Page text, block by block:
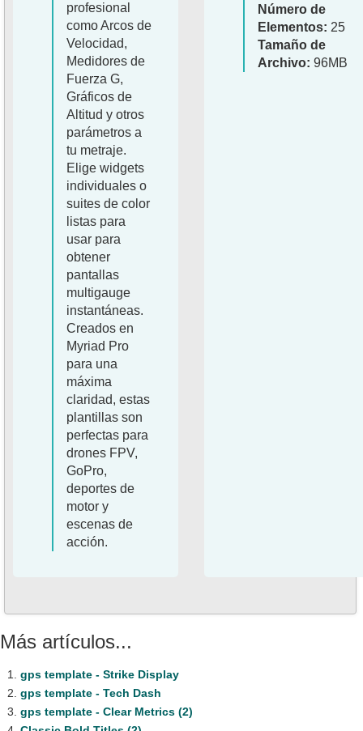
profesional
como Arcos de
Velocidad,
Medidores de
Fuerza G,
Gráficos de
Altitud y otros
parámetros a
tu metraje.
Elige widgets
individuales o
suites de color
listas para
usar para
obtener
pantallas
multigauge
instantáneas.
Creados en
Myriad Pro
para una
máxima
claridad, estas
plantillas son
perfectas para
drones FPV,
GoPro,
deportes de
motor y
escenas de
acción.
Número de
Elementos: 25
Tamaño de
Archivo: 96MB
Más artículos...
gps template - Strike Display
gps template - Tech Dash
gps template - Clear Metrics (2)